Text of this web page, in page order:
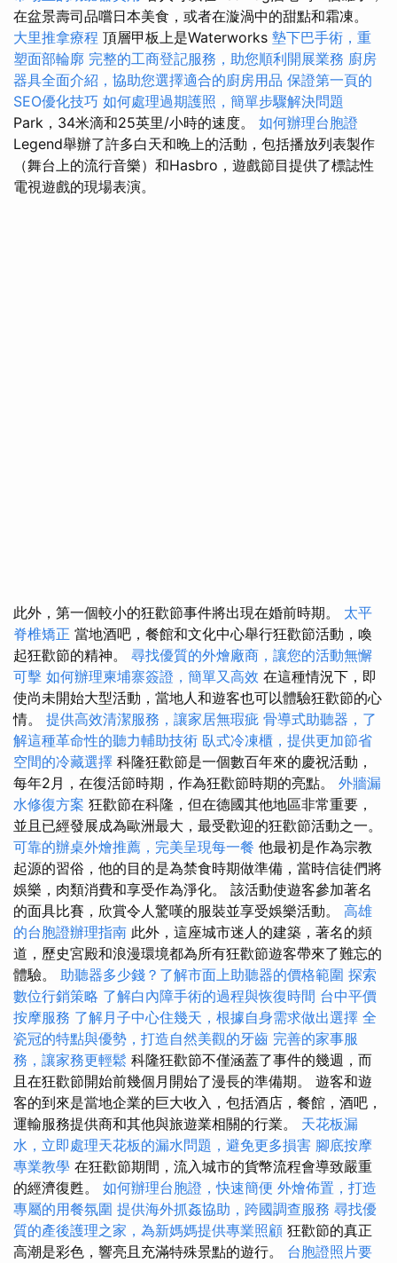
在盆景壽司品嚐日本美食，或者在漩渦中的甜點和霜凍。
大里推拿療程 頂層甲板上是Waterworks 墊下巴手術，重
塑面部輪廓 完整的工商登記服務，助您順利開展業務 廚房
器具全面介紹，協助您選擇適合的廚房用品 保證第一頁的
SEO優化技巧 如何處理過期護照，簡單步驟解決問題
Park，34米滴和25英里/小時的速度。 如何辦理台胞證
Legend舉辦了許多白天和晚上的活動，包括播放列表製作
（舞台上的流行音樂）和Hasbro，遊戲節目提供了標誌性
電視遊戲的現場表演。
此外，第一個較小的狂歡節事件將出現在婚前時期。 太平
脊椎矯正 當地酒吧，餐館和文化中心舉行狂歡節活動，喚
起狂歡節的精神。 尋找優質的外燴廠商，讓您的活動無懈
可擊 如何辦理柬埔寨簽證，簡單又高效 在這種情況下，即
使尚未開始大型活動，當地人和遊客也可以體驗狂歡節的心
情。 提供高效清潔服務，讓家居無瑕疵 骨導式助聽器，了
解這種革命性的聽力輔助技術 臥式冷凍櫃，提供更加節省
空間的冷藏選擇 科隆狂歡節是一個數百年來的慶祝活動，
每年2月，在復活節時期，作為狂歡節時期的亮點。 外牆漏
水修復方案 狂歡節在科隆，但在德國其他地區非常重要，
並且已經發展成為歐洲最大，最受歡迎的狂歡節活動之一。
可靠的辦桌外燴推薦，完美呈現每一餐 他最初是作為宗教
起源的習俗，他的目的是為禁食時期做準備，當時信徒們將
娛樂，肉類消費和享受作為淨化。 該活動使遊客參加著名
的面具比賽，欣賞令人驚嘆的服裝並享受娛樂活動。 高雄
的台胞證辦理指南 此外，這座城市迷人的建築，著名的頻
道，歷史宮殿和浪漫環境都為所有狂歡節遊客帶來了難忘的
體驗。 助聽器多少錢？了解市面上助聽器的價格範圍 探索
數位行銷策略 了解白內障手術的過程與恢復時間 台中平價
按摩服務 了解月子中心住幾天，根據自身需求做出選擇 全
瓷冠的特點與優勢，打造自然美觀的牙齒 完善的家事服
務，讓家務更輕鬆 科隆狂歡節不僅涵蓋了事件的幾週，而
且在狂歡節開始前幾個月開始了漫長的準備期。 遊客和遊
客的到來是當地企業的巨大收入，包括酒店，餐館，酒吧，
運輸服務提供商和其他與旅遊業相關的行業。 天花板漏
水，立即處理天花板的漏水問題，避免更多損害 腳底按摩
專業教學 在狂歡節期間，流入城市的貨幣流程會導致嚴重
的經濟復甦。 如何辦理台胞證，快速簡便 外燴佈置，打造
專屬的用餐氛圍 提供海外抓姦協助，跨國調查服務 尋找優
質的產後護理之家，為新媽媽提供專業照顧 狂歡節的真正
高潮是彩色，響亮且充滿特殊景點的遊行。 台胞證照片要